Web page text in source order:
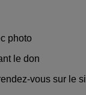
photo
le don
vous sur le